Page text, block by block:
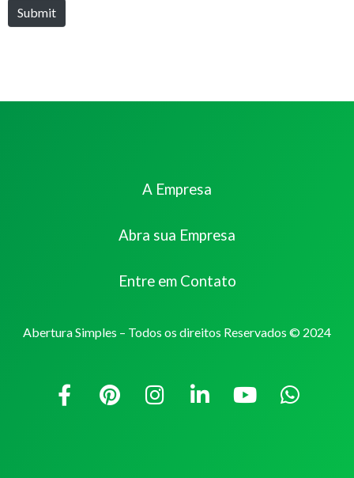
Submit
A Empresa
Abra sua Empresa
Entre em Contato
Abertura Simples – Todos os direitos Reservados © 2024